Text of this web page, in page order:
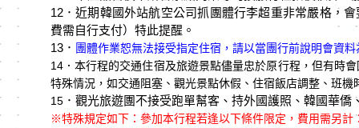
12．近期韓國外站航空公司抓團體行李超重非常嚴格，
費需自行支付）特此提醒。
13． 團體作業恕無法接受指定住宿，請以當團行前說明會資
14．本行程的交通住宿及旅遊景點儘量忠於原行程，但有時
特殊情況，如交通阻塞、觀光景點休假、住宿飯店調整、班
15．觀光旅遊團不接受跑單幫客、持外國護照、韓國華僑
※特殊規定如下：參加本行程若逢以下條件限定，費用需另計